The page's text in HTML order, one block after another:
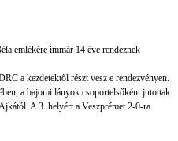
emlékére immár 14 éve rendeznek
a kezdetektől részt vesz e rendezvényen.
a bajomi lányok csoportelsőként jutottak
A 3. helyért a Veszprémet 2-0-ra